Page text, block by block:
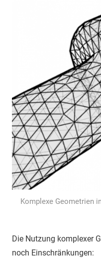
Komplexe Geometrien
Die Nutzung komplexer
noch Einschränkungen: